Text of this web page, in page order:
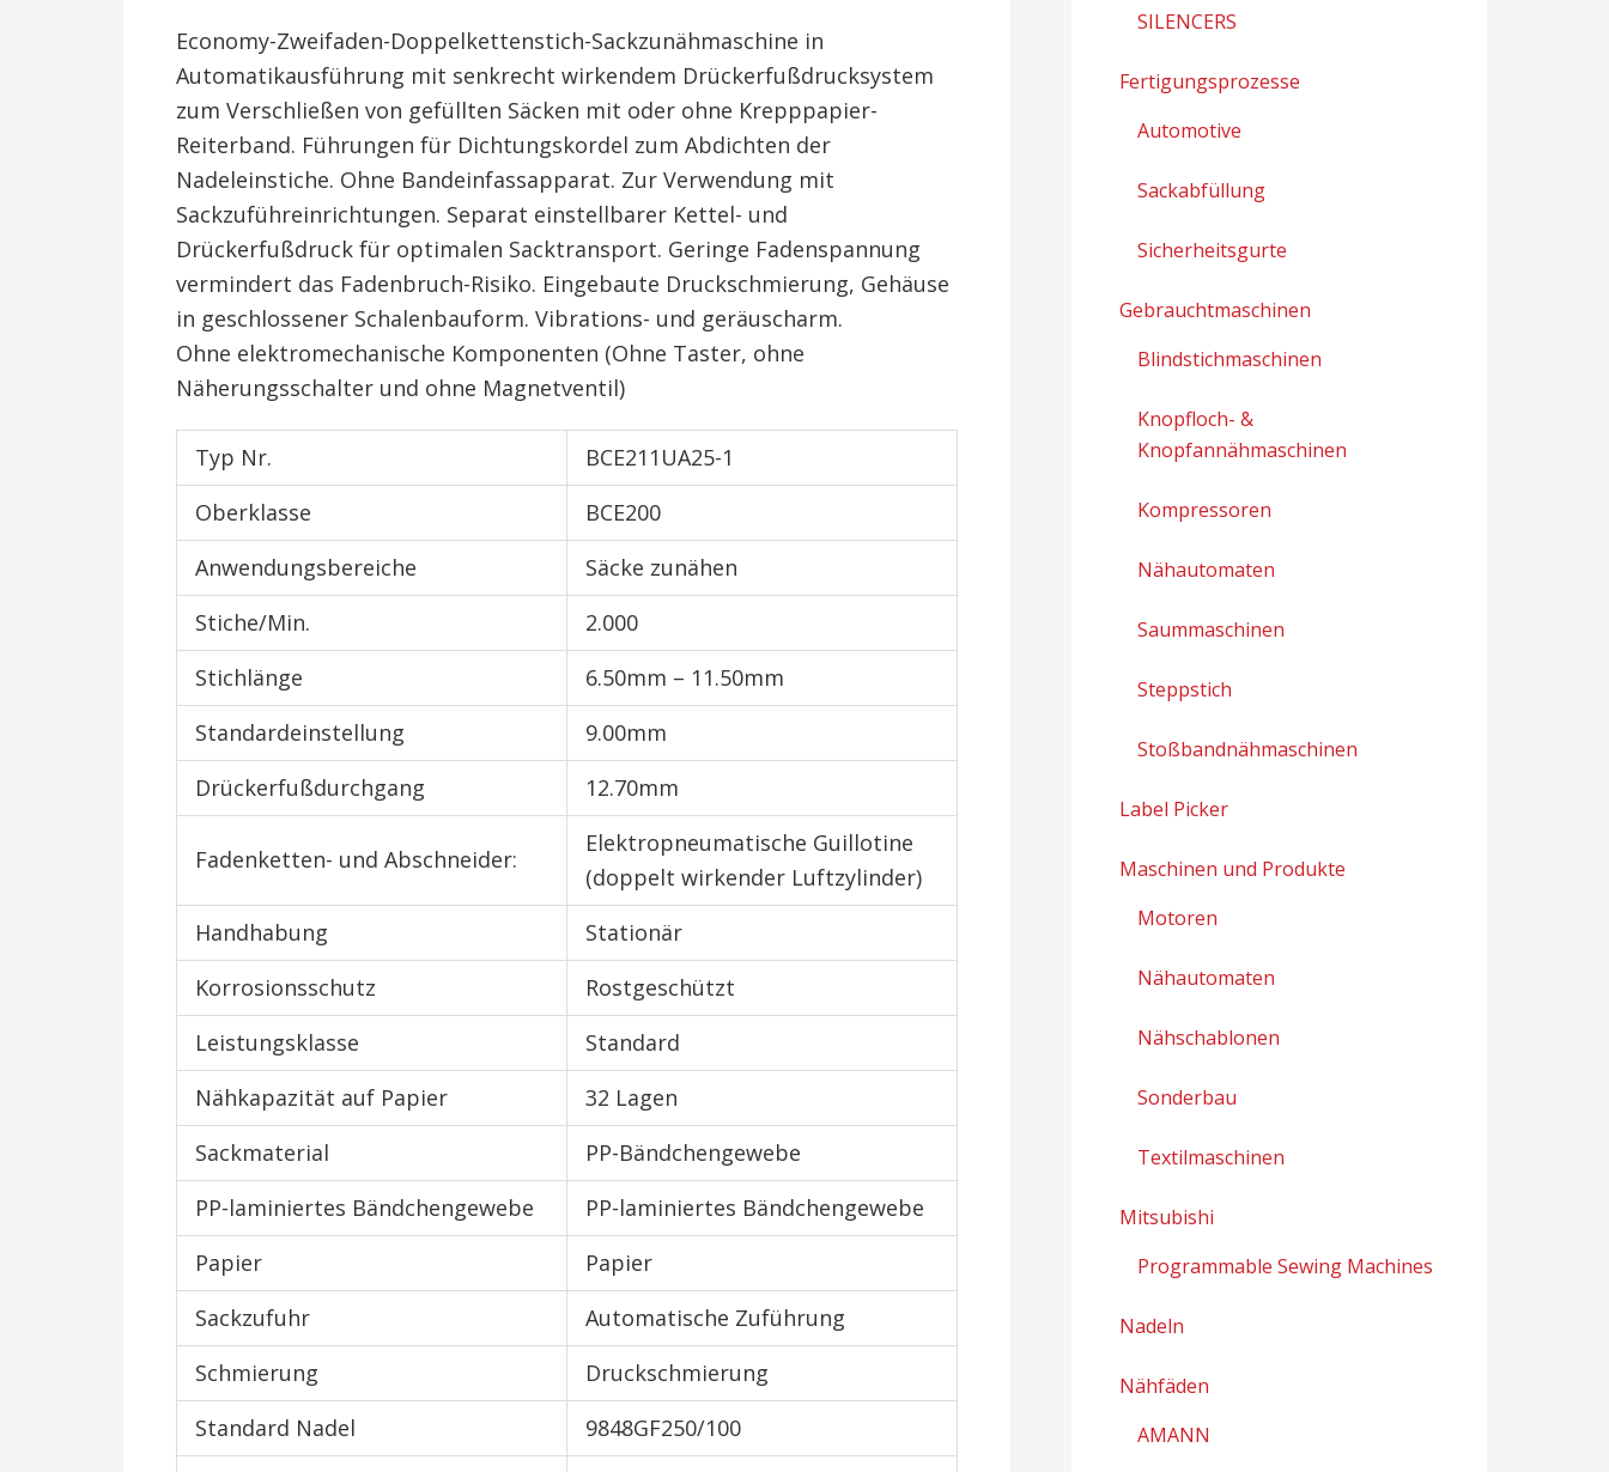
Economy-Zweifaden-Doppelkettenstich-Sackzunähmaschine in
Automatikausführung mit senkrecht wirkendem Drückerfußdrucksystem
zum Verschließen von gefüllten Säcken mit oder ohne Krepppapier-
Reiterband. Führungen für Dichtungskordel zum Abdichten der
Nadeleinstiche. Ohne Bandeinfassapparat. Zur Verwendung mit
Sackzuführeinrichtungen. Separat einstellbarer Kettel- und
Drückerfußdruck für optimalen Sacktransport. Geringe Fadenspannung
vermindert das Fadenbruch-Risiko. Eingebaute Druckschmierung, Gehäuse
in geschlossener Schalenbauform. Vibrations- und geräuscharm.
Ohne elektromechanische Komponenten (Ohne Taster, ohne
Näherungsschalter und ohne Magnetventil)
Typ Nr.
BCE211UA25-1
Oberklasse
BCE200
Anwendungsbereiche
Säcke zunähen
Stiche/Min.
2.000
Stichlänge
6.50mm – 11.50mm
Standardeinstellung
9.00mm
Drückerfußdurchgang
12.70mm
Fadenketten- und Abschneider:
Elektropneumatische Guillotine
(doppelt wirkender Luftzylinder)
Handhabung
Stationär
Korrosionsschutz
Rostgeschützt
Leistungsklasse
Standard
Nähkapazität auf Papier
32 Lagen
Sackmaterial
PP-Bändchengewebe
PP-laminiertes Bändchengewebe
PP-laminiertes Bändchengewebe
Papier
Papier
Sackzufuhr
Automatische Zuführung
Schmierung
Druckschmierung
Standard Nadel
9848GF250/100
SILENCERS
Fertigungsprozesse
Automotive
Sackabfüllung
Sicherheitsgurte
Gebrauchtmaschinen
Blindstichmaschinen
Knopfloch- &
Knopfannähmaschinen
Kompressoren
Nähautomaten
Saummaschinen
Steppstich
Stoßbandnähmaschinen
Label Picker
Maschinen und Produkte
Motoren
Nähautomaten
Nähschablonen
Sonderbau
Textilmaschinen
Mitsubishi
Programmable Sewing Machines
Nadeln
Nähfäden
AMANN